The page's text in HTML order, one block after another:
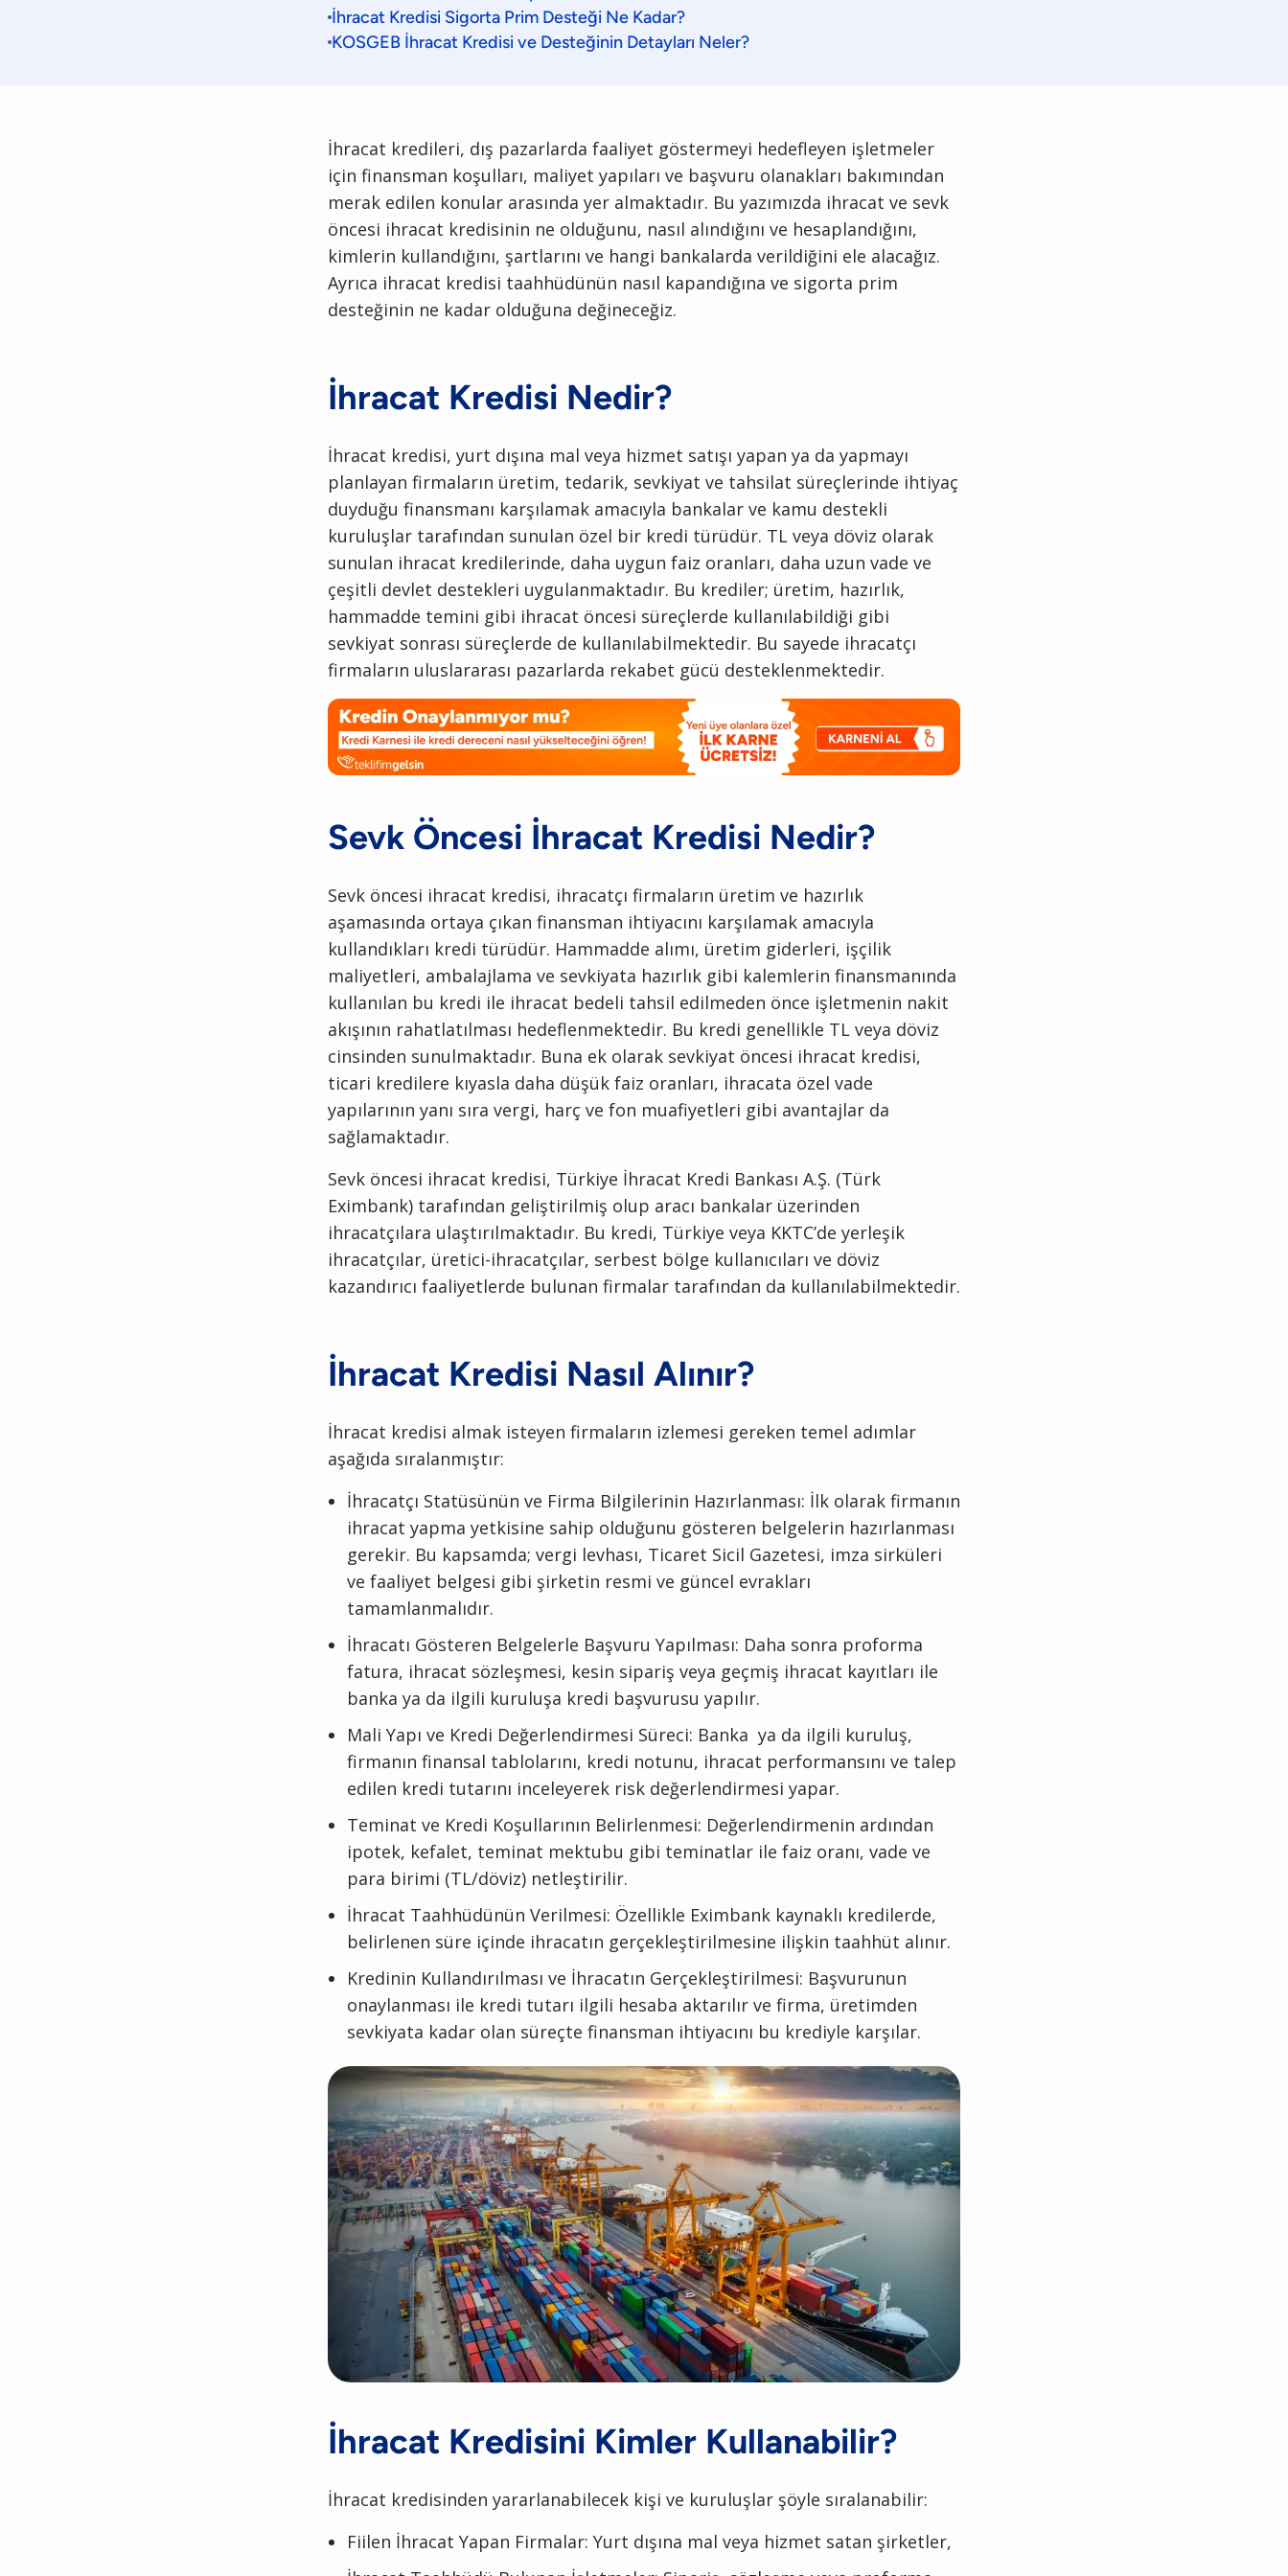
İhracat Kredisi Sigorta Prim Desteği Ne Kadar?
KOSGEB İhracat Kredisi ve Desteğinin Detayları Neler?
İhracat kredileri, dış pazarlarda faaliyet göstermeyi hedefleyen işletmeler
için finansman koşulları, maliyet yapıları ve başvuru olanakları bakımından
merak edilen konular arasında yer almaktadır. Bu yazımızda ihracat ve sevk
öncesi ihracat kredisinin ne olduğunu, nasıl alındığını ve hesaplandığını,
kimlerin kullandığını, şartlarını ve hangi bankalarda verildiğini ele alacağız.
Ayrıca ihracat kredisi taahhüdünün nasıl kapandığına ve sigorta prim
desteğinin ne kadar olduğuna değineceğiz.
İhracat Kredisi Nedir?
İhracat kredisi, yurt dışına mal veya hizmet satışı yapan ya da yapmayı
planlayan firmaların üretim, tedarik, sevkiyat ve tahsilat süreçlerinde ihtiyaç
duyduğu finansmanı karşılamak amacıyla bankalar ve kamu destekli
kuruluşlar tarafından sunulan özel bir kredi türüdür. TL veya döviz olarak
sunulan ihracat kredilerinde, daha uygun faiz oranları, daha uzun vade ve
çeşitli devlet destekleri uygulanmaktadır. Bu krediler; üretim, hazırlık,
hammadde temini gibi ihracat öncesi süreçlerde kullanılabildiği gibi
sevkiyat sonrası süreçlerde de kullanılabilmektedir. Bu sayede ihracatçı
firmaların uluslararası pazarlarda rekabet gücü desteklenmektedir.
Sevk Öncesi İhracat Kredisi Nedir?
Sevk öncesi ihracat kredisi, ihracatçı firmaların üretim ve hazırlık
aşamasında ortaya çıkan finansman ihtiyacını karşılamak amacıyla
kullandıkları kredi türüdür. Hammadde alımı, üretim giderleri, işçilik
maliyetleri, ambalajlama ve sevkiyata hazırlık gibi kalemlerin finansmanında
kullanılan bu kredi ile ihracat bedeli tahsil edilmeden önce işletmenin nakit
akışının rahatlatılması hedeflenmektedir. Bu kredi genellikle TL veya döviz
cinsinden sunulmaktadır. Buna ek olarak sevkiyat öncesi ihracat kredisi,
ticari kredilere kıyasla daha düşük faiz oranları, ihracata özel vade
yapılarının yanı sıra vergi, harç ve fon muafiyetleri gibi avantajlar da
sağlamaktadır.
Sevk öncesi ihracat kredisi, Türkiye İhracat Kredi Bankası A.Ş. (Türk
Eximbank) tarafından geliştirilmiş olup aracı bankalar üzerinden
ihracatçılara ulaştırılmaktadır. Bu kredi, Türkiye veya KKTC’de yerleşik
ihracatçılar, üretici-ihracatçılar, serbest bölge kullanıcıları ve döviz
kazandırıcı faaliyetlerde bulunan firmalar tarafından da kullanılabilmektedir.
İhracat Kredisi Nasıl Alınır?
İhracat kredisi almak isteyen firmaların izlemesi gereken temel adımlar
aşağıda sıralanmıştır:
İhracatçı Statüsünün ve Firma Bilgilerinin Hazırlanması: İlk olarak firmanın
ihracat yapma yetkisine sahip olduğunu gösteren belgelerin hazırlanması
gerekir. Bu kapsamda; vergi levhası, Ticaret Sicil Gazetesi, imza sirküleri
ve faaliyet belgesi gibi şirketin resmi ve güncel evrakları
tamamlanmalıdır.
İhracatı Gösteren Belgelerle Başvuru Yapılması: Daha sonra proforma
fatura, ihracat sözleşmesi, kesin sipariş veya geçmiş ihracat kayıtları ile
banka ya da ilgili kuruluşa kredi başvurusu yapılır.
Mali Yapı ve Kredi Değerlendirmesi Süreci: Banka ya da ilgili kuruluş,
firmanın finansal tablolarını, kredi notunu, ihracat performansını ve talep
edilen kredi tutarını inceleyerek risk değerlendirmesi yapar.
Teminat ve Kredi Koşullarının Belirlenmesi: Değerlendirmenin ardından
ipotek, kefalet, teminat mektubu gibi teminatlar ile faiz oranı, vade ve
para birimi (TL/döviz) netleştirilir.
İhracat Taahhüdünün Verilmesi: Özellikle Eximbank kaynaklı kredilerde,
belirlenen süre içinde ihracatın gerçekleştirilmesine ilişkin taahhüt alınır.
Kredinin Kullandırılması ve İhracatın Gerçekleştirilmesi: Başvurunun
onaylanması ile kredi tutarı ilgili hesaba aktarılır ve firma, üretimden
sevkiyata kadar olan süreçte finansman ihtiyacını bu krediyle karşılar.
İhracat Kredisini Kimler Kullanabilir?
İhracat kredisinden yararlanabilecek kişi ve kuruluşlar şöyle sıralanabilir:
Fiilen İhracat Yapan Firmalar: Yurt dışına mal veya hizmet satan şirketler,